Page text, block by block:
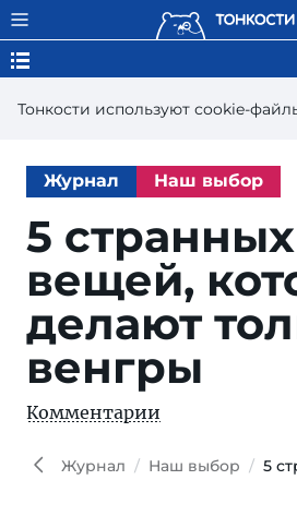
Тонкости используют сookie-
Журнал Наш выбор
5 странных
вещей,
делают
венгры
Комментарии
Журнал Наш выбор 5